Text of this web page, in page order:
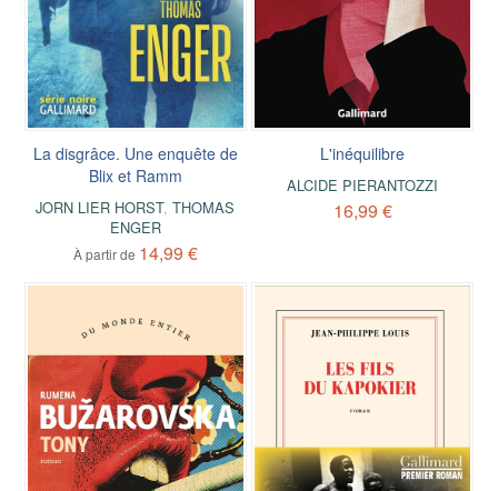
La disgrâce. Une enquête de
Blix et Ramm
JORN LIER HORST,THOMAS
ENGER
À partir de 14,99 €
L'inéquilibre
ALCIDE PIERANTOZZI
16,99 €